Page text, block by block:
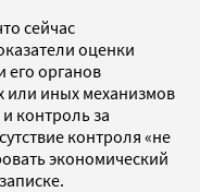
сейчас
оценки
его органов
или иных механизмов
контроль за
контроля «не
экономический